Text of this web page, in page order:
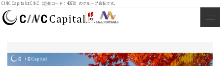
CINC CapitalはCINC（証券コード：4378）のグループ会社です。